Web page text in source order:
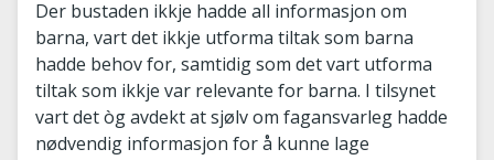
Der bustaden ikkje hadde all informasjon om
barna, vart det ikkje utforma tiltak som barna
hadde behov for, samtidig som det vart utforma
tiltak som ikkje var relevante for barna. I tilsynet
vart det òg avdekt at sjølv om fagansvarleg hadde
nødvendig informasjon for å kunne lage